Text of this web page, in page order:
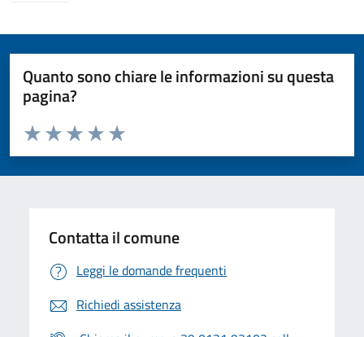
Quanto sono chiare le informazioni su questa
pagina?
Valuta da 1 a 5 stelle la pagina
Valuta 5 stelle su 5
Valuta 4 stelle su 5
Valuta 3 stelle su 5
Valuta 2 stelle su 5
Valuta 1 stelle su 5
Contatta il comune
Leggi le domande frequenti
Richiedi assistenza